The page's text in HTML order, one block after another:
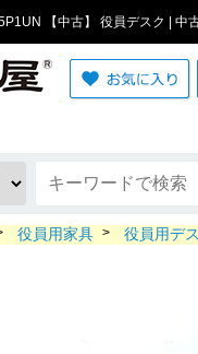
【中古】 役員デスク | 中
役員用家具 > 役員用デ